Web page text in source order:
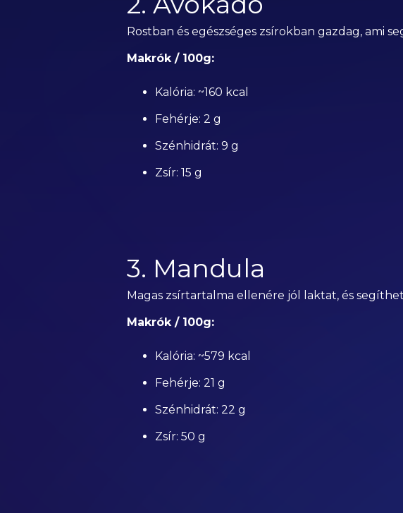
Rostban és egészséges zsírokban gazdag, ami
Makrók / 100g:
Kalória: ~160 kcal
Fehérje: 2 g
Szénhidrát: 9 g
Zsír: 15 g
3. Mandula
Magas zsírtartalma ellenére jól laktat, és
Makrók / 100g:
Kalória: ~579 kcal
Fehérje: 21 g
Szénhidrát: 22 g
Zsír: 50 g